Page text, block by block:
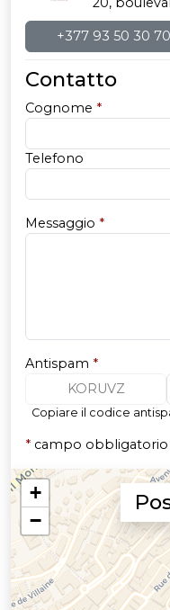
+377 93 50 30 70
Contatto
Cognome *
Telefono
Messaggio *
Antispam *
KORUVZ
Copiare il codice
* campo obbligatorio